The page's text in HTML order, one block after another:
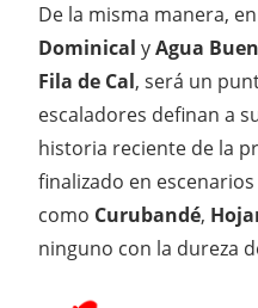
De la misma manera,
Dominical yAgua
Fila de Cal, será un
escaladores definan a
historia reciente de la
finalizado en
como Curubandé,
ninguno con la dureza